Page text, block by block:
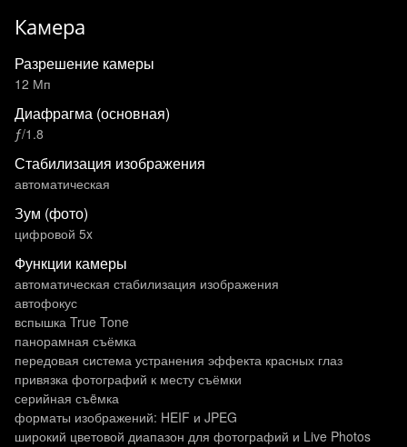
Камера
Разрешение камеры
12 Мп
Диафрагма (основная)
ƒ/1.8
Стабилизация изображения
автоматическая
Зум (фото)
цифровой 5x
Функции камеры
автоматическая стабилизация изображения
автофокус
вспышка True Tone
панорамная съёмка
передовая система устранения эффекта красных глаз
привязка фотографий к месту съёмки
серийная съëмка
форматы изображений: HEIF и JPEG
широкий цветовой диапазон для фотографий и Live Photos